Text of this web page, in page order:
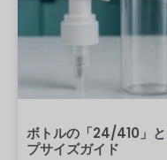
濃度、接触時間、温度
質、製造品質などによ
す。内容は以下の通りで
ボトルの「24/410」
プサイズガイド